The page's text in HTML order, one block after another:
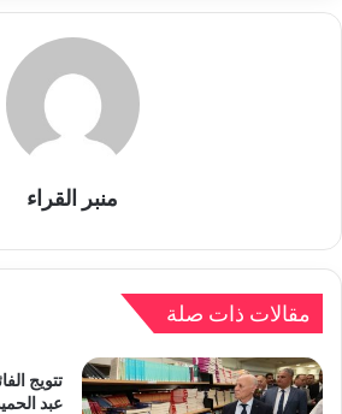
منبر القراء
مقالات ذات صلة
تتويج
عبد